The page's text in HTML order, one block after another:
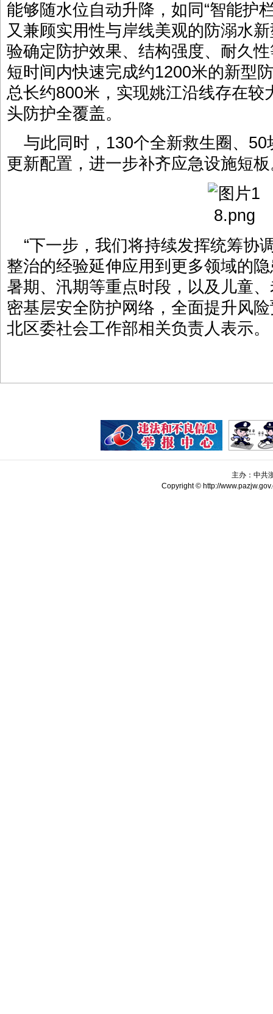
能够随水位自动升降，如同“智能护
又兼顾实用性与岸线美观的防溺水
验确定防护效果、结构强度、耐久
短时间内快速完成约1200米的新型
总长约800米，实现姚江沿线存在较
头防护全覆盖。
与此同时，130个全新救生圈、
更新配置，进一步补齐应急设施短
“下一步，我们将持续发挥统筹协
整治的经验延伸应用到更多领域的
暑期、汛期等重点时段，以及儿童
密基层安全防护网络，全面提升风
北区委社会工作部相关负责人表示。
主办：中共
Copyright © http://